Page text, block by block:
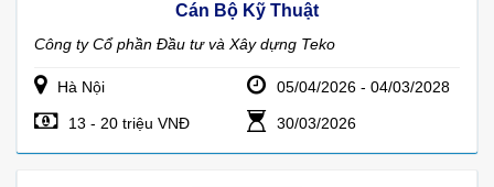
Cán Bộ Kỹ Thuật
Công ty Cổ phần Đầu tư và Xây dựng Teko
Hà Nội 05/04/2026 - 04/03/2028
13 - 20 triệu VNĐ 30/03/2026